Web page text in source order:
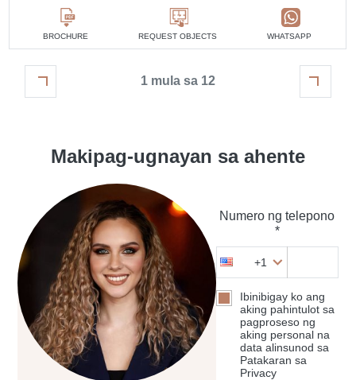
BROCHURE REQUEST OBJECTS WHATSAPP
1 mula sa 12
Makipag-ugnayan sa ahente
Numero ng telepono
*
+1
Ibinibigay ko ang
aking pahintulot sa
pagproseso ng
aking personal na
data alinsunod sa
Patakaran sa
Privacy